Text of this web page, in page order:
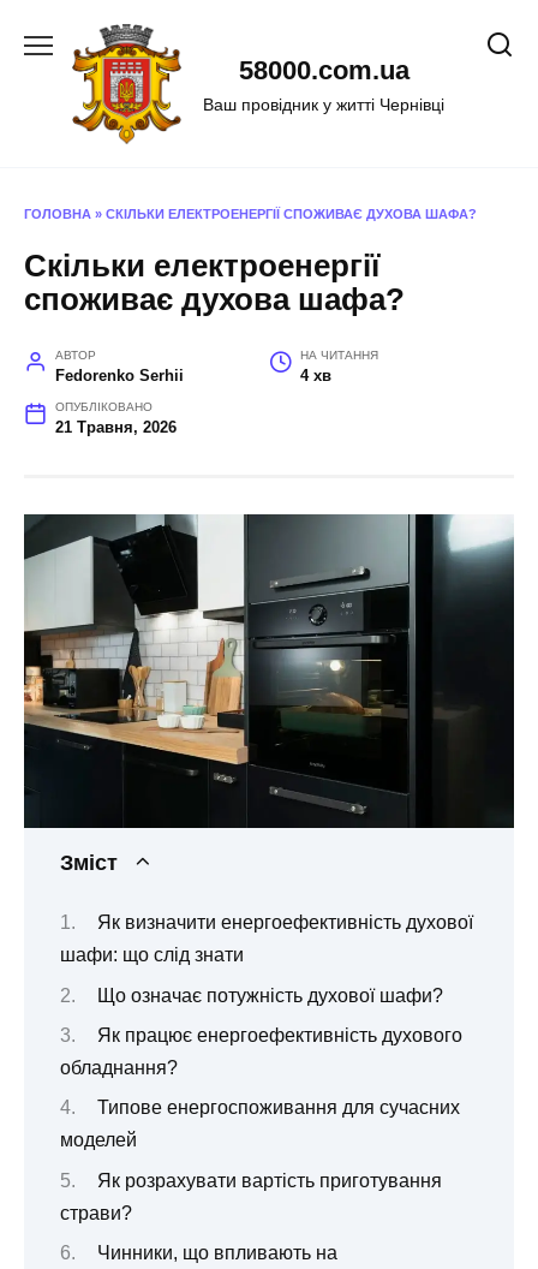
58000.com.ua
Ваш провідник у житті Чернівці
ГОЛОВНА » СКІЛЬКИ ЕЛЕКТРОЕНЕРГІЇ СПОЖИВАЄ ДУХОВА ШАФА?
Скільки електроенергії
споживає духова шафа?
АВТОР
Fedorenko Serhii
НА ЧИТАННЯ
4 хв
ОПУБЛІКОВАНО
21 Травня, 2026
Зміст
Як визначити енергоефективність духової
шафи: що слід знати
Що означає потужність духової шафи?
Як працює енергоефективність духового
обладнання?
Типове енергоспоживання для сучасних
моделей
Як розрахувати вартість приготування
страви?
Чинники, що впливають на